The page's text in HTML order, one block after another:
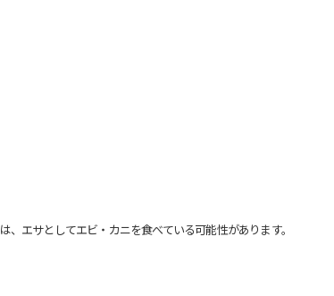
エサとしてエビ・カニを食べている可能性があります。